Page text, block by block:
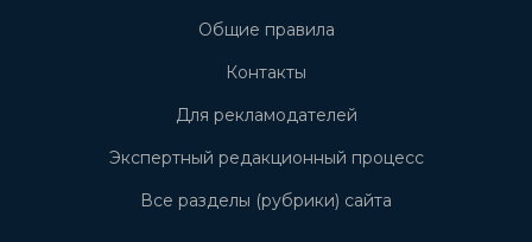
Общие правила
Контакты
Для рекламодателей
Экспертный редакционный процесс
Все разделы (рубрики) сайта